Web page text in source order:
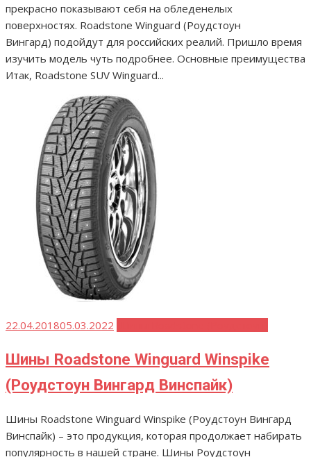
прекрасно показывают себя на обледенелых
поверхностях. Roadstone Winguard (Роудстоун
Вингард) подойдут для российских реалий. Пришло время
изучить модель чуть подробнее. Основные преимущества
Итак, Roadstone SUV Winguard...
Опубликовано
22.04.201805.03.2022
Шины Roadstone Winguard Winspike
(Роудстоун Вингард Винспайк)
Шины Roadstone Winguard Winspike (Роудстоун Вингард
Винспайк) – это продукция, которая продолжает набирать
популярность в нашей стране. Шины Роудстоун